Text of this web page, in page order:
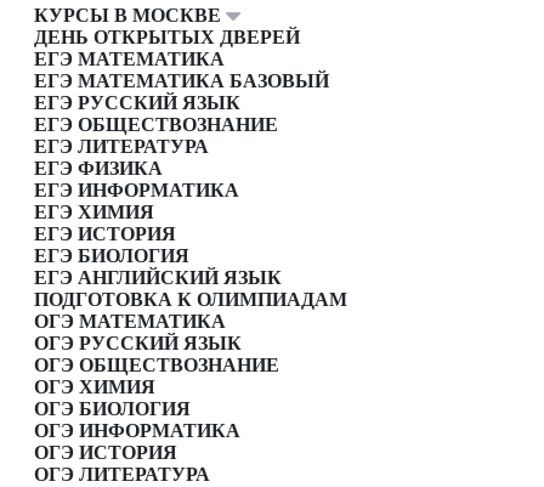
КУРСЫ В МОСКВЕ
ДЕНЬ ОТКРЫТЫХ ДВЕРЕЙ
ЕГЭ МАТЕМАТИКА
ЕГЭ МАТЕМАТИКА БАЗОВЫЙ
ЕГЭ РУССКИЙ ЯЗЫК
ЕГЭ ОБЩЕСТВОЗНАНИЕ
ЕГЭ ЛИТЕРАТУРА
ЕГЭ ФИЗИКА
ЕГЭ ИНФОРМАТИКА
ЕГЭ ХИМИЯ
ЕГЭ ИСТОРИЯ
ЕГЭ БИОЛОГИЯ
ЕГЭ АНГЛИЙСКИЙ ЯЗЫК
ПОДГОТОВКА К ОЛИМПИАДАМ
ОГЭ МАТЕМАТИКА
ОГЭ РУССКИЙ ЯЗЫК
ОГЭ ОБЩЕСТВОЗНАНИЕ
ОГЭ ХИМИЯ
ОГЭ БИОЛОГИЯ
ОГЭ ИНФОРМАТИКА
ОГЭ ИСТОРИЯ
ОГЭ ЛИТЕРАТУРА